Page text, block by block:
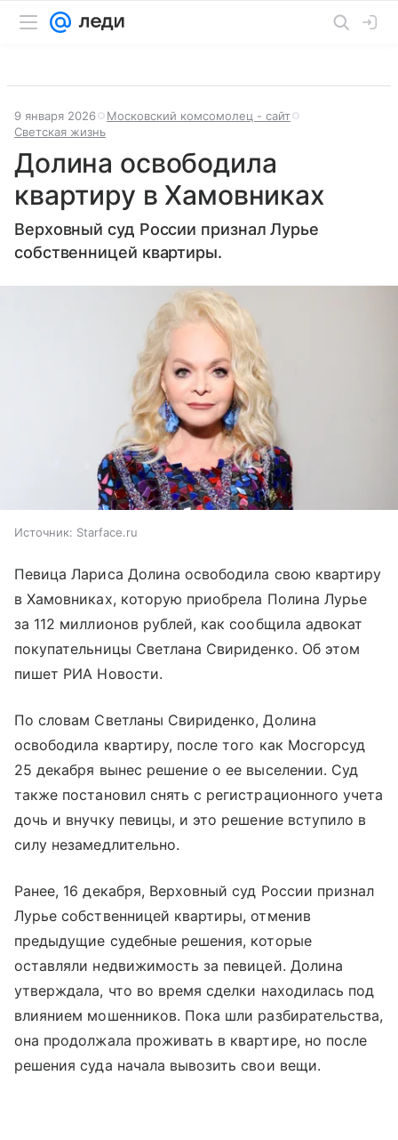
9 января 2026
Московский комсомолец - сайт
Светская жизнь
Долина освободила
квартиру в Хамовниках
Верховный суд России признал Лурье
собственницей квартиры.
Источник: Starface.ru
Певица Лариса Долина освободила свою квартиру
в Хамовниках, которую приобрела Полина Лурье
за 112 миллионов рублей, как сообщила адвокат
покупательницы Светлана Свириденко. Об этом
пишет РИА Новости.
По словам Светланы Свириденко, Долина
освободила квартиру, после того как Мосгорсуд
25 декабря вынес решение о ее выселении. Суд
также постановил снять с регистрационного учета
дочь и внучку певицы, и это решение вступило в
силу незамедлительно.
Ранее, 16 декабря, Верховный суд России признал
Лурье собственницей квартиры, отменив
предыдущие судебные решения, которые
оставляли недвижимость за певицей. Долина
утверждала, что во время сделки находилась под
влиянием мошенников. Пока шли разбирательства,
она продолжала проживать в квартире, но после
решения суда начала вывозить свои вещи.